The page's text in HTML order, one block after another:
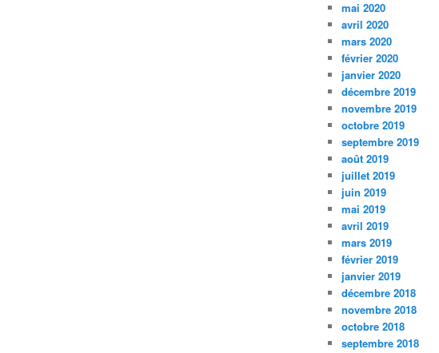
mai 2020
avril 2020
mars 2020
février 2020
janvier 2020
décembre 2019
novembre 2019
octobre 2019
septembre 2019
août 2019
juillet 2019
juin 2019
mai 2019
avril 2019
mars 2019
février 2019
janvier 2019
décembre 2018
novembre 2018
octobre 2018
septembre 2018